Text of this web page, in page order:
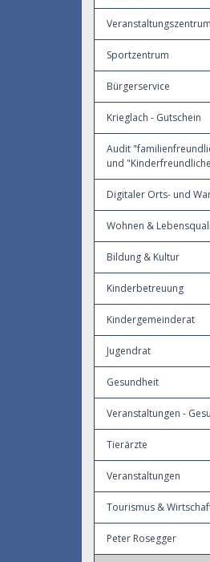
Veranstaltungszentrum
Sportzentrum
Bürgerservice
Krieglach - Gutschein
Audit
und
Digitaler Orts- und
Wohnen &
Bildung & Kultur
Kinderbetreuung
Kindergemeinderat
Jugendrat
Gesundheit
Veranstaltungen -
Tierärzte
Veranstaltungen
Tourismus &
Peter Rosegger